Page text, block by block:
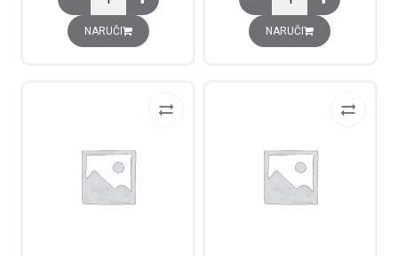
NARUČI NARUČI